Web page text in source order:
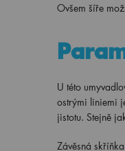
Ovšem šíře
U této
ostrými liniemi
jistotu. Stejně
Závěsná